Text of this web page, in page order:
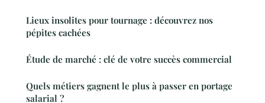
Lieux insolites pour tournage : découvrez nos
pépites cachées
Étude de marché : clé de votre succès commercial
Quels métiers gagnent le plus à passer en portage
salarial ?